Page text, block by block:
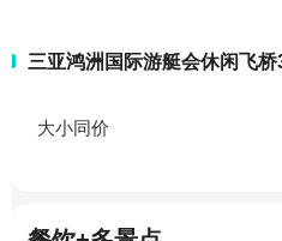
三亚鸿洲国际游艇会休闲飞
大小同价